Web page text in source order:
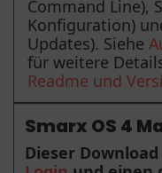
Command Line),
Konfiguration)
Updates). Siehe
für weitere
Readme und
Smarx OS 4
Dieser